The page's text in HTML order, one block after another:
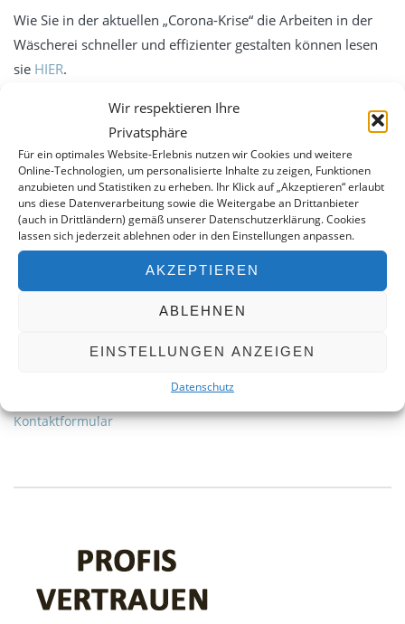
Wir respektieren Ihre
Privatsphäre
Für ein optimales Website-Erlebnis nutzen wir Cookies und weitere
Online-Technologien, um personalisierte Inhalte zu zeigen, Funktionen
anzubieten und Statistiken zu erheben. Ihr Klick auf „Akzeptieren“ erlaubt
uns diese Datenverarbeitung sowie die Weitergabe an Drittanbieter
(auch in Drittländern) gemäß unserer Datenschutzerklärung. Cookies
lassen sich jederzeit ablehnen oder in den Einstellungen anpassen.
AKZEPTIEREN
ABLEHNEN
EINSTELLUNGEN ANZEIGEN
Datenschutz
Essentia -Wartungsverträge
MBKU
expertenTREFF PSA
expertenTREFF CARE
Grundlehrgang Lagoon Advance Care
Grundlehrgang Wäscherei
Impressum
Wie Sie in der aktuellen „Corona-Krise“ die Arbeiten in der
Wäscherei schneller und effizienter gestalten können lesen
sie HIER.
WERKSTATTGEPRÜFT – 2. HAND
Eine Auswahl an verfügbaren Gebrauchtgeräten finden Sie
Kontaktformular